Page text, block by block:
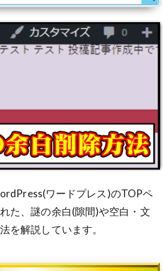
ワードプレス)のTOPペ
た、謎の余白(隙間)や空白・文
を解説しています。